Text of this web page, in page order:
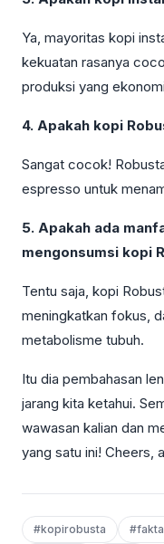
Ya, mayoritas kopi
kekuatan rasanya
produksi yang
4. Apakah kopi
Sangat cocok!
espresso untuk
5. Apakah ada
mengonsumsi kopi
Tentu saja, kopi
meningkatkan fokus,
metabolisme tubuh.
Itu dia pembahasan
jarang kita ketahui.
wawasan kalian dan
yang satu ini! Cheers,
#kopirobusta